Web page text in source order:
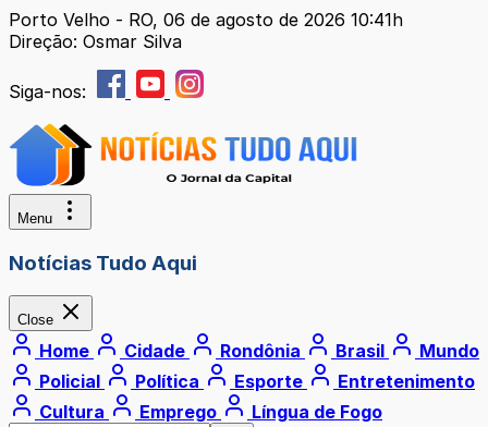
Porto Velho - RO, 06 de agosto de 2026 10:41h
Direção: Osmar Silva
Siga-nos:
Menu
Notícias Tudo Aqui
Close
Home Cidade Rondônia Brasil
Mundo
Policial
Política Esporte
Entretenimento
Cultura
Emprego Língua de Fogo